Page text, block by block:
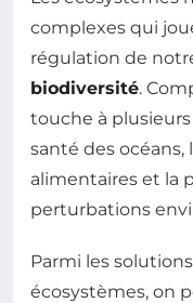
complexes qui
régulation de
biodiversité.
touche à
santé des océans,
alimentaires et la
perturbations
Parmi les
écosystèmes, on